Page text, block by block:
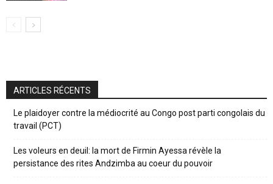
ARTICLES RÉCENTS
Le plaidoyer contre la médiocrité au Congo post parti congolais du
travail (PCT)
Les voleurs en deuil: la mort de Firmin Ayessa révèle la
persistance des rites Andzimba au coeur du pouvoir